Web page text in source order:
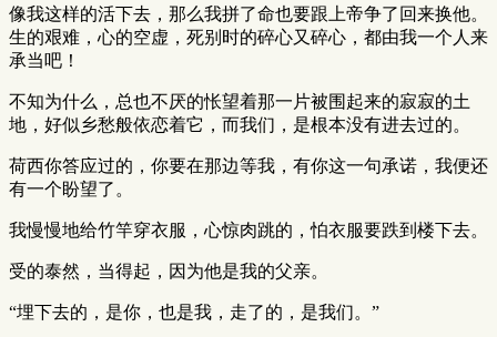
像我这样的活下去，那么我拼了命也要跟上帝争了回来换他。
生的艰难，心的空虚，死别时的碎心又碎心，都由我一个人来
承当吧！
不知为什么，总也不厌的怅望着那一片被围起来的寂寂的土
地，好似乡愁般依恋着它，而我们，是根本没有进去过的。
荷西你答应过的，你要在那边等我，有你这一句承诺，我便还
有一个盼望了。
我慢慢地给竹竿穿衣服，心惊肉跳的，怕衣服要跌到楼下去。
受的泰然，当得起，因为他是我的父亲。
“埋下去的，是你，也是我，走了的，是我们。”